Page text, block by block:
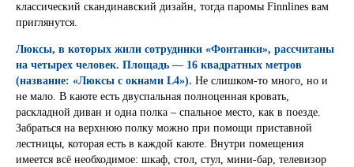
классический скандинавский дизайн, тогда паромы Finnlines вам
приглянутся.
Люксы, в которых жили сотрудники «Фонтанки», рассчитаны
на четырех человек. Площадь — 16 квадратных метров
(название: «Люксы с окнами L4»). Не слишком-то много, но и
не мало. В каюте есть двуспальная полноценная кровать,
раскладной диван и одна полка – спальное место, как в поезде.
Забраться на верхнюю полку можно при помощи приставной
лестницы, которая есть в каждой каюте. Внутри помещения
имеется всё необходимое: шкаф, стол, стул, мини-бар, телевизор